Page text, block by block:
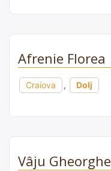
Afrenie Florea
Craiova , Dolj
Vâju Gheorghe